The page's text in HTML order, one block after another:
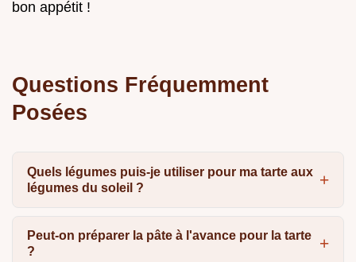
bon appétit !
Questions Fréquemment
Posées
Quels légumes puis-je utiliser pour ma tarte aux
légumes du soleil ?
Peut-on préparer la pâte à l'avance pour la tarte
?